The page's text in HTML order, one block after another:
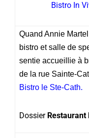
Bistro In
Quand Annie
bistro et salle de
sentie accueillie à
de la rue Sainte-
Bistro le Ste-Cath.
Dossier